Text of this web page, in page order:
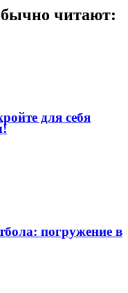
читают:
для себя
погружение в